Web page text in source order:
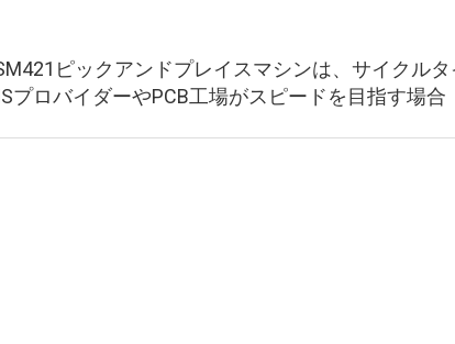
ピックアンドプレイスマシンは、サイクル
ロバイダーやPCB工場がスピードを目指す場合